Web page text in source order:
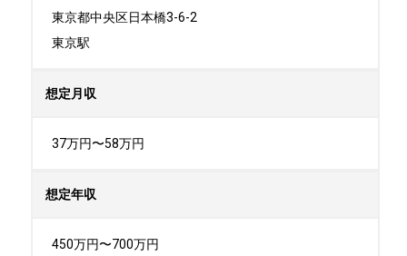
東京都中央区日本橋3-6-2
東京駅
想定月収
37万円〜58万円
想定年収
450万円〜700万円